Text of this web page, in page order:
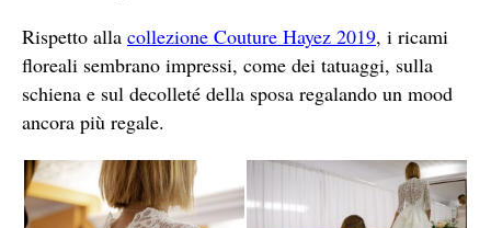
Rispetto alla collezione Couture Hayez 2019, i ricami
floreali sembrano impressi, come dei tatuaggi, sulla
schiena e sul decolleté della sposa regalando un mood
ancora più regale.